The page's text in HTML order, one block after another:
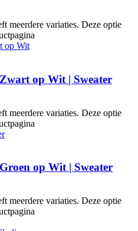
meerdere variaties. Deze optie
op Wit | Sweater
meerdere variaties. Deze optie
op Wit | Sweater
meerdere variaties. Deze optie